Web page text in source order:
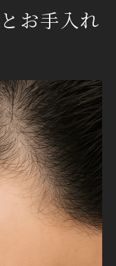
お手入れ